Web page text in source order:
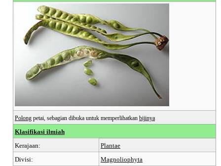
Polong petai, sebagian dibuka untuk memperlihatkan bijinya
Klasifikasi ilmiah
Kerajaan:
Plantae
Divisi:
Magnoliophyta